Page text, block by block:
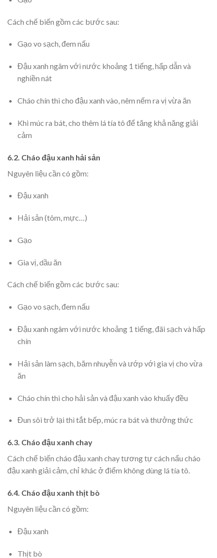
Cách chế biến gồm các bước sau:
Gạo vo sạch, đem nấu
Đậu xanh ngâm với nước khoảng 1 tiếng, hấp dẫn và
nghiền nát
Cháo chín thì cho đậu xanh vào, nêm nếm ra vị vừa ăn
Khi múc ra bát, cho thêm lá tía tô để tăng khả năng giải
cảm
6.2. Cháo đậu xanh hải sản
Nguyên liệu cần có gồm:
Đậu xanh
Hải sản (tôm, mực…)
Gạo
Gia vị, dầu ăn
Cách chế biến gồm các bước sau:
Gạo vo sạch, đem nấu
Đậu xanh ngâm với nước khoảng 1 tiếng, đãi sạch và hấp
chín
Hải sản làm sạch, băm nhuyễn và ướp với gia vị cho vừa
ăn
Cháo chín thì cho hải sản và đậu xanh vào khuấy đều
Đun sôi trở lại thì tắt bếp, múc ra bát và thưởng thức
6.3. Cháo đậu xanh chay
Cách chế biến cháo đậu xanh chay tương tự cách nấu cháo
đậu xanh giải cảm, chỉ khác ở điểm không dùng lá tía tô.
6.4. Cháo đậu xanh thịt bò
Nguyên liệu cần có gồm:
Đậu xanh
Thịt bò